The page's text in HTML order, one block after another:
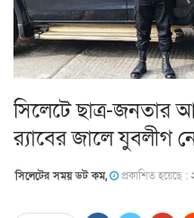
সিলেটে ছাত্র-জনতার
র‍্যাবের জালে যুবলীগ
সিলেটের সময় ডট কম, প্রকাশিত হয়েছে :